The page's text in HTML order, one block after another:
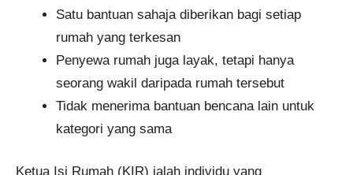
Satu bantuan sahaja diberikan bagi setiap
rumah yang terkesan
Penyewa rumah juga layak, tetapi hanya
seorang wakil daripada rumah tersebut
Tidak menerima bantuan bencana lain untuk
kategori yang sama
Ketua Isi Rumah (KIR) ialah individu yang